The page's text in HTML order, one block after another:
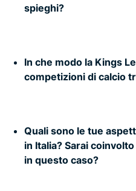
spieghi?
In che modo la Kings
competizioni di calcio
Quali sono le tue
in Italia? Sarai
in questo caso?